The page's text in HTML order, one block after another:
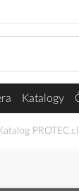
Katalogy